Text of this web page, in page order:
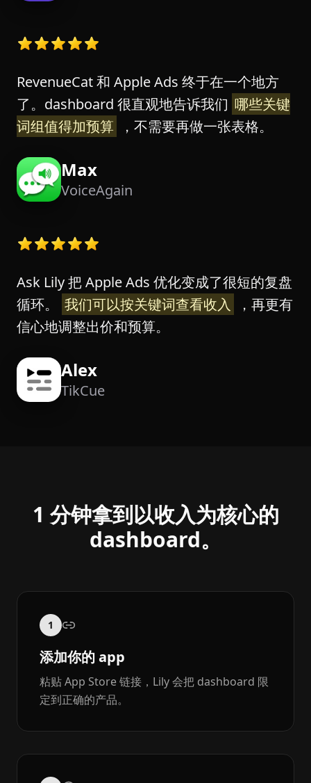
RevenueCat 和 Apple Ads 终于在一个地方
了。dashboard 很直观地告诉我们 哪些关键
词组值得加预算
，不需要再做一张表格。
Max
VoiceAgain
Ask Lily 把 Apple Ads 优化变成了很短的复盘
循环。
我们可以按关键词查看收入
，再更有
信心地调整出价和预算。
Alex
TikCue
1 分钟拿到以收入为核心的
dashboard。
1
添加你的 app
粘贴 App Store 链接，Lily 会把 dashboard 限
定到正确的产品。